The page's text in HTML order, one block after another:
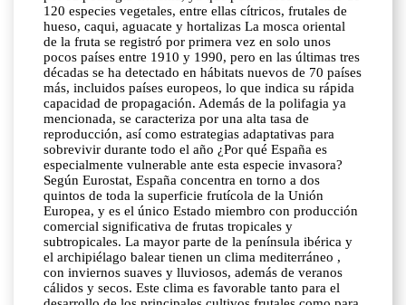
120 especies vegetales, entre ellas cítricos, frutales de
hueso, caqui, aguacate y hortalizas La mosca oriental
de la fruta se registró por primera vez en solo unos
pocos países entre 1910 y 1990, pero en las últimas tres
décadas se ha detectado en hábitats nuevos de 70 países
más, incluidos países europeos, lo que indica su rápida
capacidad de propagación. Además de la polifagia ya
mencionada, se caracteriza por una alta tasa de
reproducción, así como estrategias adaptativas para
sobrevivir durante todo el año ¿Por qué España es
especialmente vulnerable ante esta especie invasora?
Según Eurostat, España concentra en torno a dos
quintos de toda la superficie frutícola de la Unión
Europea, y es el único Estado miembro con producción
comercial significativa de frutas tropicales y
subtropicales. La mayor parte de la península ibérica y
el archipiélago balear tienen un clima mediterráneo ,
con inviernos suaves y lluviosos, además de veranos
cálidos y secos. Este clima es favorable tanto para el